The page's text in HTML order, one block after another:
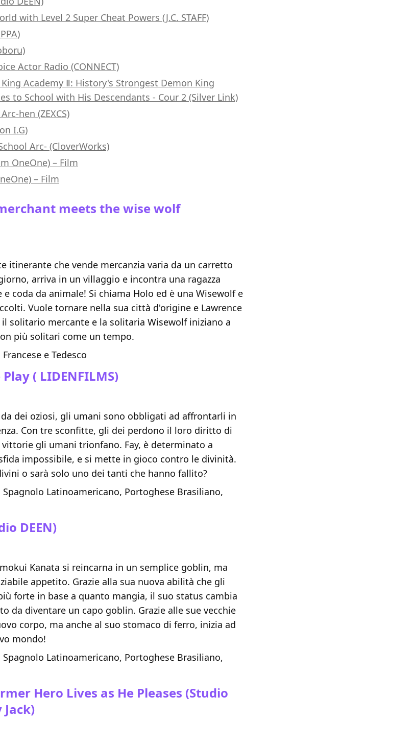
with Level 2 Super Cheat Powers (J.C. STAFF)
Actor Radio (CONNECT)
Academy Ⅱ: History's Strongest Demon King
to School with His Descendants - Cour 2 (Silver Link)
hen (ZEXCS)
I.G)
Arc- (CloverWorks)
OneOne) – Film
– Film
meets the wise wolf
itinerante che vende mercanzia varia da un carretto
arriva in un villaggio e incontra una ragazza
coda da animale! Si chiama Holo ed è una Wisewolf e
Vuole tornare nella sua città d'origine e Lawrence
solitario mercante e la solitaria Wisewolf iniziano a
più solitari come un tempo.
e Tedesco
Play ( LIDENFILMS)
dei oziosi, gli umani sono obbligati ad affrontarli in
Con tre sconfitte, gli dei perdono il loro diritto di
gli umani trionfano. Fay, è determinato a
impossibile, e si mette in gioco contro le divinità.
o sarà solo uno dei tanti che hanno fallito?
Latinoamericano, Portoghese Brasiliano,
DEEN)
Kanata si reincarna in un semplice goblin, ma
appetito. Grazie alla sua nuova abilità che gli
forte in base a quanto mangia, il suo status cambia
da diventare un capo goblin. Grazie alle sue vecchie
corpo, ma anche al suo stomaco di ferro, inizia ad
mondo!
Latinoamericano, Portoghese Brasiliano,
Hero Lives as He Pleases (Studio
Jack)